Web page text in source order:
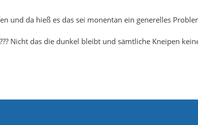
und da hieß es das sei monentan ein generelles
Nicht das die dunkel bleibt und sämtliche Kneipen